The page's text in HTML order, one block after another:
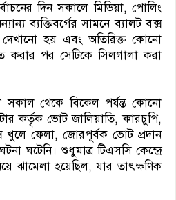
দিন সকালে মিডিয়া, পোলিং
ব্যক্তিবর্গের সামনে ব্যালট বক্স
হয় এবং অতিরিক্ত কোনো
করার পর সেটিকে সিলগালা করা
সকাল থেকে বিকেল পর্যন্ত কোনো
কর্তৃক ভোট জালিয়াতি, কারচুপি,
খুলে ফেলা, জোরপূর্বক ভোট প্রদান
ঘটেনি। শুধুমাত্র টিএসসি কেন্দ্রে
ঝামেলা হয়েছিল, যার তাৎক্ষণিক